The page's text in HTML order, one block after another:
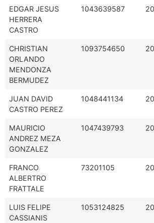
EDGAR JESUS
HERRERA
CASTRO
1043639587
CHRISTIAN
ORLANDO
MENDONZA
BERMUDEZ
1093754650
JUAN DAVID
CASTRO PEREZ
1048441134
MAURICIO
ANDREZ MEZA
GONZALEZ
1047439793
FRANCO
ALBERTRO
FRATTALE
73201105
LUIS FELIPE
CASSIANIS
1053124825